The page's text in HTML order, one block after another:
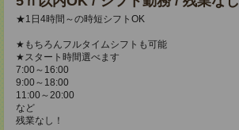
★1日4時間～の時短シフトOK
★もちろんフルタイムシフトも可能
★スタート時間選べます
7:00～16:00
9:00～18:00
11:00～20:00
など
残業なし！